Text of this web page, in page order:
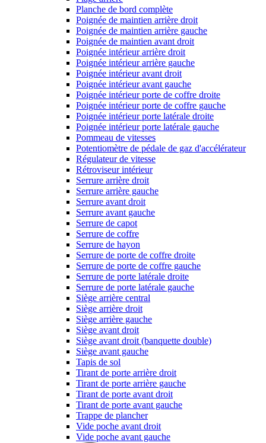
Planche de bord complète
Poignée de maintien arrière droit
Poignée de maintien arrière gauche
Poignée de maintien avant droit
Poignée intérieur arrière droit
Poignée intérieur arrière gauche
Poignée intérieur avant droit
Poignée intérieur avant gauche
Poignée intérieur porte de coffre droite
Poignée intérieur porte de coffre gauche
Poignée intérieur porte latérale droite
Poignée intérieur porte latérale gauche
Pommeau de vitesses
Potentiomètre de pédale de gaz d'accélérateur
Régulateur de vitesse
Rétroviseur intérieur
Serrure arrière droit
Serrure arrière gauche
Serrure avant droit
Serrure avant gauche
Serrure de capot
Serrure de coffre
Serrure de hayon
Serrure de porte de coffre droite
Serrure de porte de coffre gauche
Serrure de porte latérale droite
Serrure de porte latérale gauche
Siège arrière central
Siège arrière droit
Siège arrière gauche
Siège avant droit
Siège avant droit (banquette double)
Siège avant gauche
Tapis de sol
Tirant de porte arrière droit
Tirant de porte arrière gauche
Tirant de porte avant droit
Tirant de porte avant gauche
Trappe de plancher
Vide poche avant droit
Vide poche avant gauche